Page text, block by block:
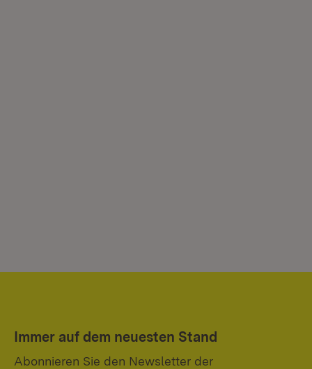
Immer auf dem neuesten Stand
Abonnieren Sie den Newsletter der